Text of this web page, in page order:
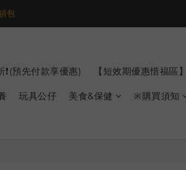
⚡️
包
拍⚡️預先付款享優惠) 【短效期優惠惜福區】
玩具公仔 美食&保健 ※購買須知